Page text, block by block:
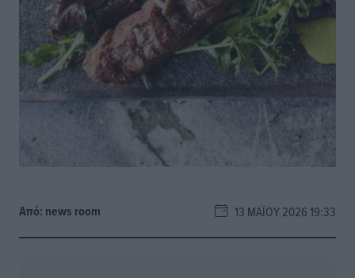
Από: news room 13 ΜΑΪ́ΟΥ 2026 19:33